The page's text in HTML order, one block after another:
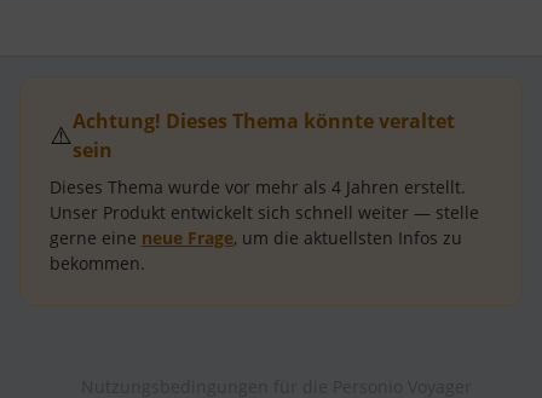
⚠️Achtung! Dieses Thema könnte veraltet
sein
Dieses Thema wurde vor mehr als 4 Jahren erstellt.
Unser Produkt entwickelt sich schnell weiter — stelle
gerne eine neue Frage, um die aktuellsten Infos zu
bekommen.